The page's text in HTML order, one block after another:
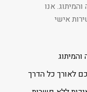
אנו
אישי
לאורך כל הדרך